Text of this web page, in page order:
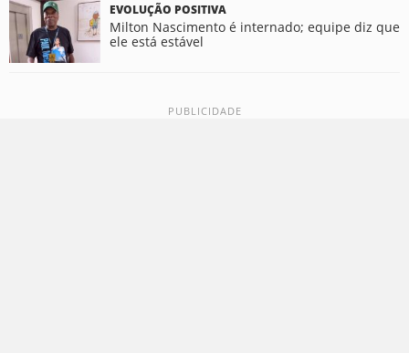
EVOLUÇÃO POSITIVA
Milton Nascimento é internado; equipe diz que
ele está estável